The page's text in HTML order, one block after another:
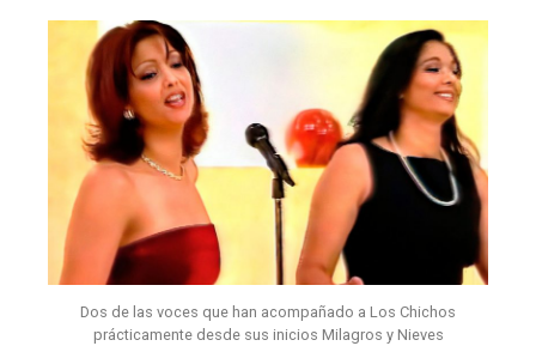
Dos de las voces que han acompañado a Los Chichos
prácticamente desde sus inicios Milagros y Nieves